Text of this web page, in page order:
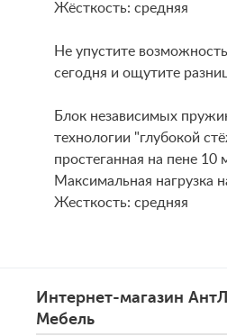
Жёсткость: средняя
Не упустите
сегодня и ощутите
Блок независимых
технологии "глубокой
простеганная на пене
Maксимальная нагрузка
Жесткость: средняя
Интернет-магазин
Мебель